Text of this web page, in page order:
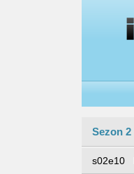
Sezon 2
s02e10